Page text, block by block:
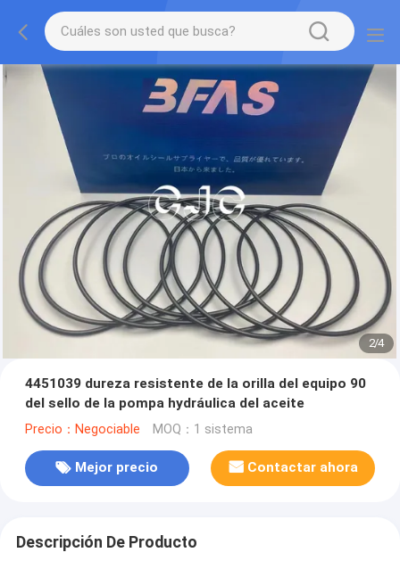
2/4
4451039 dureza resistente de la orilla del equipo 90
del sello de la pompa hydráulica del aceite
Precio：Negociable MOQ：1 sistema
Mejor precio Contactar ahora
Descripción De Producto